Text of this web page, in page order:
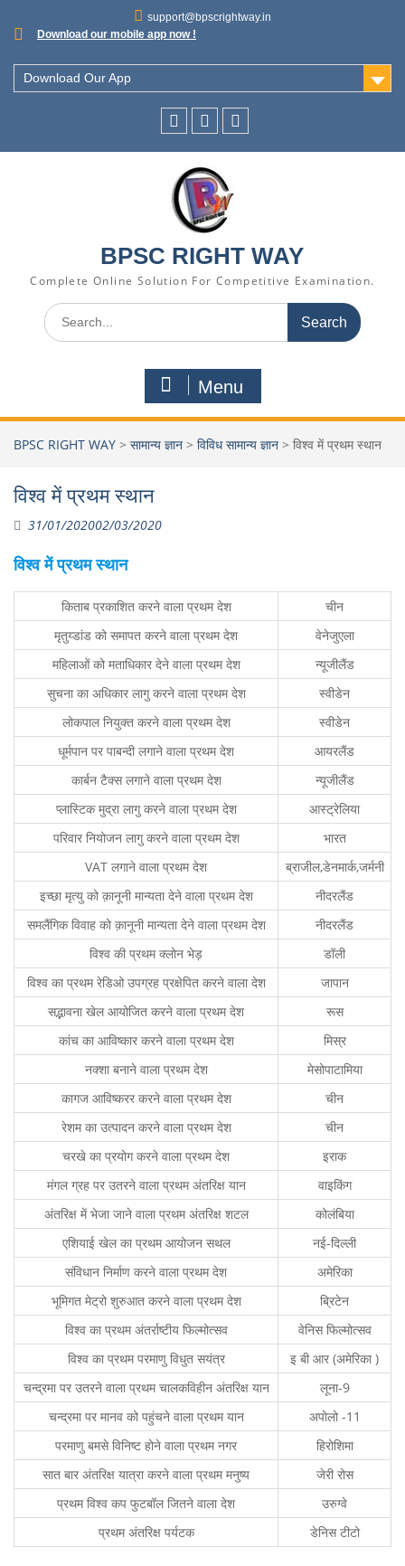
support@bpscrightway.in
Download our mobile app now !
Download Our App
BPSC RIGHT WAY
Complete Online Solution For Competitive Examination.
Menu
BPSC RIGHT WAY > सामान्य ज्ञान > विविध सामान्य ज्ञान > विश्व में प्रथम स्थान
विश्व में प्रथम स्थान
31/01/202002/03/2020
विश्व में प्रथम स्थान
किताब प्रकाशित करने वाला प्रथम देश
चीन
मृतुय्डांड को समापत करने वाला प्रथम देश
वेनेजुएला
महिलाओं को मताधिकार देने वाला प्रथम देश
न्यूजीलैंड
सुचना का अधिकार लागु करने वाला प्रथम देश
स्वीडेन
लोकपाल नियुक्त करने वाला प्रथम देश
स्वीडेन
धूर्मपान पर पाबन्दी लगाने वाला प्रथम देश
आयरलैंड
कार्बन टैक्स लगाने वाला प्रथम देश
न्यूजीलैंड
प्लास्टिक मुद्रा लागु करने वाला प्रथम देश
आस्ट्रेलिया
परिवार नियोजन लागु करने वाला प्रथम देश
भारत
VAT लगाने वाला प्रथम देश
ब्राजील,डेनमार्क,जर्मनी
इच्छा मृत्यु को क़ानूनी मान्यता देने वाला प्रथम देश
नीदरलैंड
समलैंगिक विवाह को क़ानूनी मान्यता देने वाला प्रथम देश
नीदरलैंड
विश्व की प्रथम क्लोन भेड़
डॉली
विश्व का प्रथम रेडिओ उपग्रह प्रक्षेपित करने वाला देश
जापान
सद्भावना खेल आयोजित करने वाला प्रथम देश
रूस
कांच का आविष्कार करने वाला प्रथम देश
मिस्र
नक्शा बनाने वाला प्रथम देश
मेसोपाटामिया
कागज आविष्करर करने वाला प्रथम देश
चीन
रेशम का उत्पादन करने वाला प्रथम देश
चीन
चरखे का प्रयोग करने वाला प्रथम देश
इराक
मंगल ग्रह पर उतरने वाला प्रथम अंतरिक्ष यान
वाइकिंग
अंतरिक्ष में भेजा जाने वाला प्रथम अंतरिक्ष शटल
कोलंबिया
एशियाई खेल का प्रथम आयोजन सथल
नई-दिल्ली
संविधान निर्माण करने वाला प्रथम देश
अमेरिका
भूमिगत मेट्रो शुरुआत करने वाला प्रथम देश
ब्रिटेन
विश्व का प्रथम अंतर्राष्टीय फिल्मोत्सव
वेनिस फिल्मोत्सव
विश्व का प्रथम परमाणु विधुत सयंत्र
इ बी आर (अमेरिका )
चन्द्रमा पर उतरने वाला प्रथम चालकविहीन अंतरिक्ष यान
लूना-9
चन्द्रमा पर मानव को पहुंचने वाला प्रथम यान
अपोलो -11
परमाणु बमसे विनिष्ट होने वाला प्रथम नगर
हिरोशिमा
सात बार अंतरिक्ष यात्रा करने वाला प्रथम मनुष्य
जेरी रोस
प्रथम विश्व कप फुटबॉल जितने वाला देश
उरुग्वे
प्रथम अंतरिक्ष पर्यटक
डेनिस टीटो